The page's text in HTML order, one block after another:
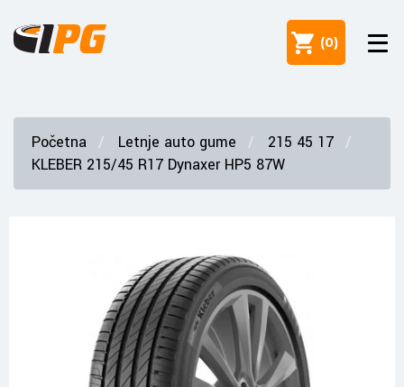
(0)
Početna Letnje auto gume
215 45 17
KLEBER 215/45 R17 Dynaxer HP5 87W